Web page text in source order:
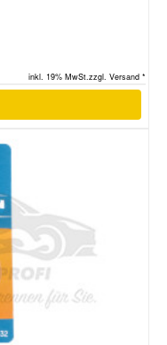
inkl. 19% MwSt.zzgl. Versand *